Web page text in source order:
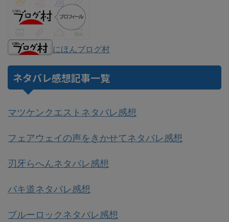
にほんブログ村
ネタバレ感想記事一覧
マツケンクエストネタバレ感想
フェアウェイの声をきかせてネタバレ感想
刃牙らへんネタバレ感想
バキ道ネタバレ感想
ブルーロックネタバレ感想